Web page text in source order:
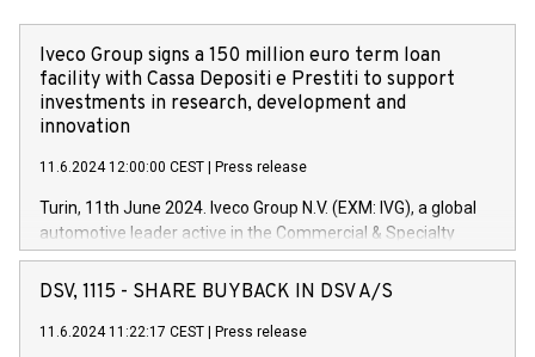
Iveco Group signs a 150 million euro term loan
facility with Cassa Depositi e Prestiti to support
investments in research, development and
innovation
11.6.2024 12:00:00 CEST Press release
Turin, 11th June 2024. Iveco Group N.V. (EXM: IVG), a global
automotive leader active in the Commercial & Specialty
Vehicles, Powertrain and related Financial Services arenas,
has successfully signed a term loan facility of 150 million
new projects in Italy dedicated to research, development and
DSV, 1115 - SHARE BUYBACK IN DSV A/S
11.6.2024 11:22:17 CEST Press release